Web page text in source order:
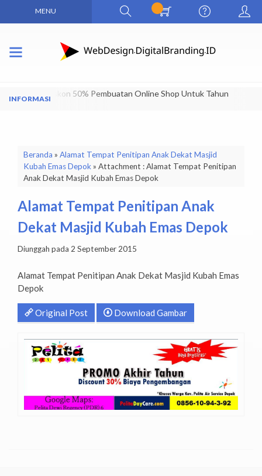
MENU
Dapatkan Diskon 50% Pembuatan Online Shop Untuk Tahun
Beranda » Alamat Tempat Penitipan Anak Dekat Masjid
Kubah Emas Depok» Attachment : Alamat Tempat Penitipan
Anak Dekat Masjid Kubah Emas Depok
Alamat Tempat Penitipan Anak
Dekat Masjid Kubah Emas Depok
Diunggah pada 2 September 2015
Alamat Tempat Penitipan Anak Dekat Masjid Kubah Emas
Depok
Original Post Download Gambar